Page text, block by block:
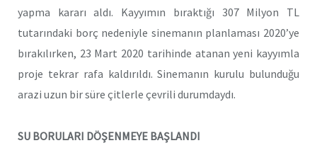
yapma kararı aldı. Kayyımın bıraktığı 307 Milyon TL
tutarındaki borç nedeniyle sinemanın planlaması 2020’ye
bırakılırken, 23 Mart 2020 tarihinde atanan yeni kayyımla
proje tekrar rafa kaldırıldı. Sinemanın kurulu bulunduğu
arazi uzun bir süre çitlerle çevrili durumdaydı.
SU BORULARI DÖŞENMEYE BAŞLANDI